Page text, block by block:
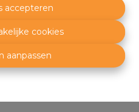
accepteren
cookies
aanpassen